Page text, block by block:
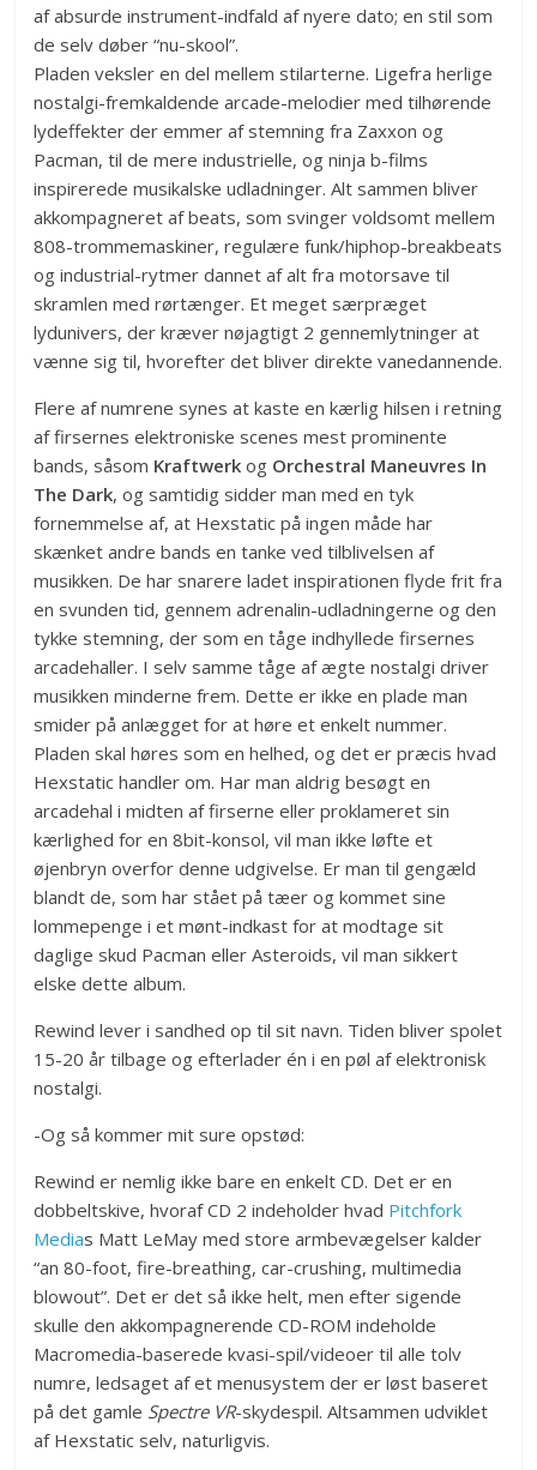
af absurde instrument-indfald af nyere dato; en stil som
de selv døber “nu-skool”.
Pladen veksler en del mellem stilarterne. Ligefra herlige
nostalgi-fremkaldende arcade-melodier med tilhørende
lydeffekter der emmer af stemning fra Zaxxon og
Pacman, til de mere industrielle, og ninja b-films
inspirerede musikalske udladninger. Alt sammen bliver
akkompagneret af beats, som svinger voldsomt mellem
808-trommemaskiner, regulære funk/hiphop-breakbeats
og industrial-rytmer dannet af alt fra motorsave til
skramlen med rørtænger. Et meget særpræget
lydunivers, der kræver nøjagtigt 2 gennemlytninger at
vænne sig til, hvorefter det bliver direkte vanedannende.
Flere af numrene synes at kaste en kærlig hilsen i retning
af firsernes elektroniske scenes mest prominente
bands, såsom Kraftwerk og Orchestral Maneuvres In
The Dark, og samtidig sidder man med en tyk
fornemmelse af, at Hexstatic på ingen måde har
skænket andre bands en tanke ved tilblivelsen af
musikken. De har snarere ladet inspirationen flyde frit fra
en svunden tid, gennem adrenalin-udladningerne og den
tykke stemning, der som en tåge indhyllede firsernes
arcadehaller. I selv samme tåge af ægte nostalgi driver
musikken minderne frem. Dette er ikke en plade man
smider på anlægget for at høre et enkelt nummer.
Pladen skal høres som en helhed, og det er præcis hvad
Hexstatic handler om. Har man aldrig besøgt en
arcadehal i midten af firserne eller proklameret sin
kærlighed for en 8bit-konsol, vil man ikke løfte et
øjenbryn overfor denne udgivelse. Er man til gengæld
blandt de, som har stået på tæer og kommet sine
lommepenge i et mønt-indkast for at modtage sit
daglige skud Pacman eller Asteroids, vil man sikkert
elske dette album.
Rewind lever i sandhed op til sit navn. Tiden bliver spolet
15-20 år tilbage og efterlader én i en pøl af elektronisk
nostalgi.
-Og så kommer mit sure opstød:
Rewind er nemlig ikke bare en enkelt CD. Det er en
dobbeltskive, hvoraf CD 2 indeholder hvad Pitchfork
Medias Matt LeMay med store armbevægelser kalder
“an 80-foot, fire-breathing, car-crushing, multimedia
blowout”. Det er det så ikke helt, men efter sigende
skulle den akkompagnerende CD-ROM indeholde
Macromedia-baserede kvasi-spil/videoer til alle tolv
numre, ledsaget af et menusystem der er løst baseret
på det gamle Spectre VR-skydespil. Altsammen udviklet
af Hexstatic selv, naturligvis.